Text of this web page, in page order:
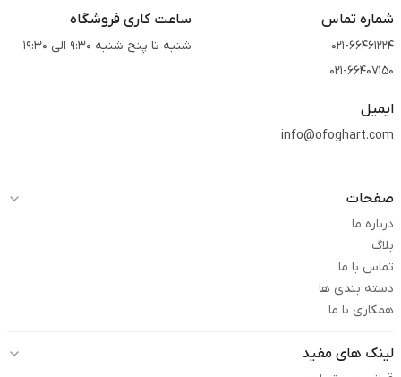
شماره تماس
021-66461224
021-66407150
ساعت کاری فروشگاه
شنبه تا پنج شنبه 9:30 الی 19:30
ایمیل
info@ofoghart.com
صفحات
درباره ما
بلاگ
تماس با ما
دسته بندی ها
همکاری با ما
لینک های مفید